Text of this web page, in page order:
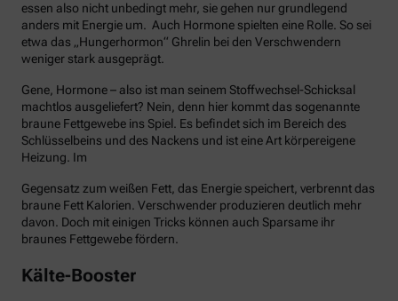
essen also nicht unbedingt mehr, sie gehen nur grundlegend
anders mit Energie um. Auch Hormone spielten eine Rolle. So sei
etwa das „Hungerhormon“ Ghrelin bei den Verschwendern
weniger stark ausgeprägt.
Gene, Hormone – also ist man seinem Stoffwechsel-Schicksal
machtlos ausgeliefert? Nein, denn hier kommt das sogenannte
braune Fettgewebe ins Spiel. Es befindet sich im Bereich des
Schlüsselbeins und des Nackens und ist eine Art körpereigene
Heizung. Im
Gegensatz zum weißen Fett, das Energie speichert, verbrennt das
braune Fett Kalorien. Verschwender produzieren deutlich mehr
davon. Doch mit einigen Tricks können auch Sparsame ihr
braunes Fettgewebe fördern.
Kälte-Booster